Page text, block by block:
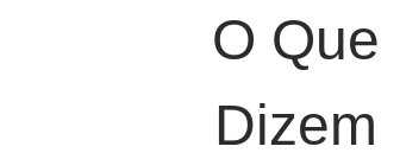
O Que
Dizem